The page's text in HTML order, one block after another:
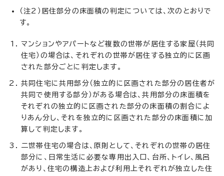
（注2）居住部分の床面積の判定については、次のとおりで
す。
マンションやアパートなど複数の世帯が居住する家屋（共同
住宅）の場合は、それぞれの世帯が居住する独立的に区画
された部分ごとに判定します。
共同住宅に共用部分（独立的に区画された部分の居住者が
共同で使用する部分）がある場合は、共用部分の床面積を
それぞれの独立的に区画された部分の床面積の割合によ
りあん分し、それを独立的に区画された部分の床面積に加
算して判定します。
二世帯住宅の場合は、原則として、それぞれの世帯の居住
部分に、日常生活に必要な専用出入口、台所、トイレ、風呂
があり、住宅の構造上および利用上それぞれが独立した住